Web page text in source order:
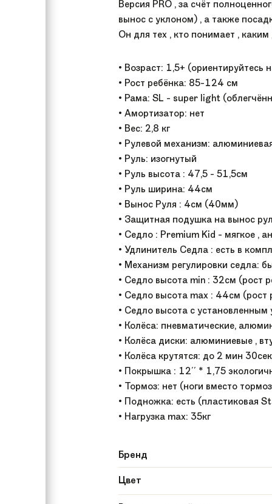
Версия PRO , за счёт
вынос с уклоном) , а также
Он для тех , кто понимает ,
• Возраст: 1,5+ (ориентируйтесь
• Рост ребёнка: 85-124 см
• Рама: SL - super light
• Амортизатор: нет
• Вес: 2,8 кг
• Рулевой механизм:
• Руль: изогнутый
• Руль высота : 47,5 - 51,5см
• Руль ширина: 44см
• Вынос Руля : 4см (40мм)
• Защитная подушка на вынос
• Седло : Premium Kid - мягкое ,
• Удлинитель Седла : есть в
• Механизм регулировки седла:
• Седло высота min : 32см (рост
• Седло высота max : 44см
• Седло высота с
• Колёса: пневматические,
• Колёса диски: алюминиевые ,
• Колёса крутятся: до 2 мин
• Покрышка : 12'' * 1,75
• Тормоз: нет (ноги вместо
• Подножка: есть (пластиковая
• Нагрузка max: 35кг
Бренд
Цвет